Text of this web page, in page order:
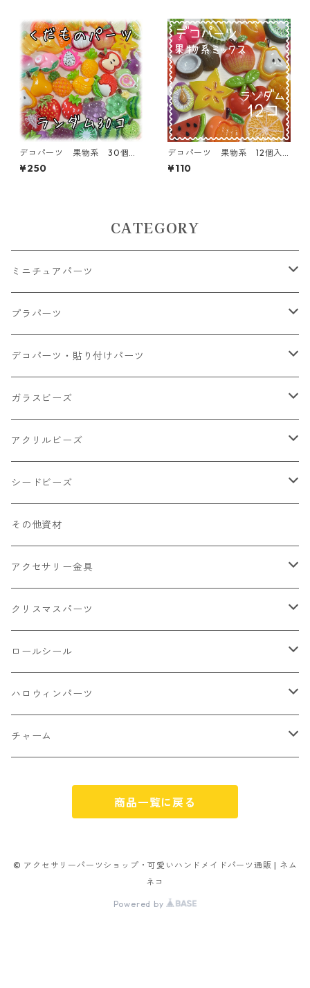
デコパーツ 果物系 30個入
り 貼り付けパーツ【DP-FU-
MIX-30ｆ】
¥250
デコパーツ 果物系 12個入
り 貼り付けパーツ【DP-FU-
MIX12ｆ】
¥110
CATEGORY
ミニチュアパーツ
大きいパーツ グラス系
小さいパーツ グラス系
小物
カップ
プラパーツ
ナスカン カニカン
リング イヤリング パーツ
チェーンパーツ
プラチャーム
デコパーツ・貼り付けパーツ
食べ物系
キャンディ
ドーナツ
パン
ゼリー
アニマル系
うさぎ
くま
スライス棒
フレーク カット済
シール付き
フルーツ系 野菜果物
お花
ミニパーツ ネイル
雑貨系
シーズン系
ガラスビーズ
ミレフィオリ
ランプワーク
キャッツアイ
アクリルビーズ
丸玉6㎜ ラウンド
丸玉8㎜ ラウンド
カボチャ
クラック
ソロバン型
アルファベット
単文字
スマイル
フラワー お花
シードビーズ
ミックス
2㎜
不透明
3㎜
不透明タイプ
ミックスタイプ
4㎜
その他資材
アクセサリー金具
カラー丸カン
10㎜
ボールチップ
ピアスパーツ
ヘアーパーツ
カニカン
クリスマスパーツ
プラチャーム
デコパーツ 貼り付けパーツ
OPP袋
アクリルビーズ
フレークシュガー
ロールシール
サンキュー
クリスマス
フレークシュガー
ハロウィンパーツ
おばけ
チャーム
アルファベット
商品一覧に戻る
© アクセサリーパーツショップ・可愛いハンドメイドパーツ通販 | ネム
ネコ
Powered by